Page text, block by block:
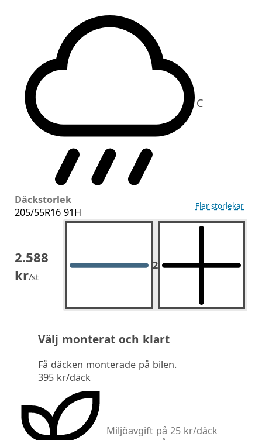
C
Däckstorlek
205/55R16 91H
Fler storlekar
2.588
kr/st
2 2st.
Välj monterat och klart
Få däcken monterade på bilen.
395 kr/däck
Miljöavgift på 25 kr/däck